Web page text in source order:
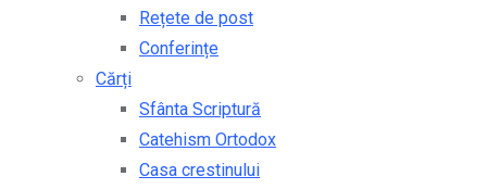
Rețete de post
Conferințe
Cărți
Sfânta Scriptură
Catehism Ortodox
Casa crestinului